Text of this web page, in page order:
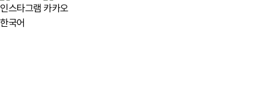
인스타그램 카카오
한국어